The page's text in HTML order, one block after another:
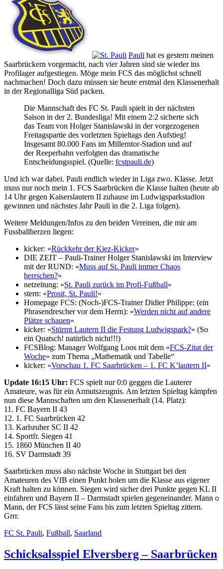
Pauli hat es gestern meinen
Saarbrückern vorgemacht, nach vier Jahren sind sie wieder ins
Profilager aufgestiegen. Möge mein FCS das möglichst schnell
nachmachen! Doch dazu müssen sie heute erstmal den Klassenerhalt
in der Regionalliga Süd packen.
Die Mannschaft des FC St. Pauli spielt in der nächsten
Saison in der 2. Bundesliga! Mit einem 2:2 sicherte sich
das Team von Holger Stanislawski in der vorgezogenen
Freitagspartie des vorletzten Spieltags den Aufstieg!
Insgesamt 80.000 Fans im Millerntor-Stadion und auf
der Reeperbahn verfolgten das dramatische
Entscheidungsspiel. (Quelle: fcstpauli.de)
Und ich war dabei. Pauli endlich wieder in Liga zwo. Klasse. Jetzt
muss nur noch mein 1. FCS Saarbrücken die Klasse halten (heute ab
14 Uhr gegen Kaiserslautern II zuhause im Ludwigsparkstadion
gewinnen und nächstes Jahr Pauli in die 2. Liga folgen).
Weitere Meldungen/Infos zu den beiden Vereinen, die mir am
Fussballherzen liegen:
kicker: «Rückkehr der Kiez-Kicker»
DIE ZEIT – Pauli-Trainer Holger Stanislawski im Interview
mit der RUND: «Muss auf St. Pauli immer Chaos
herrschen?»
netzeitung: «St. Pauli zurück im Profi-Fußball»
stern: «Prosit, St. Pauli!»
Homepage FCS: (Noch-)FCS-Trainer Didier Philippe: (ein
Phrasendrescher vor dem Herrn): «Werden nicht auf andere
Plätze schauen»
kicker: «Stürmt Lautern II die Festung Ludwigspark?» (So
ein Quatsch! natürlich nicht!!!)
FCSBlog: Manager Wolfgang Loos mit dem «FCS-Zitat der
Woche» zum Thema „Mathematik und Tabelle“
kicker: «Vorschau 1. FC Saarbrücken – 1. FC K’lautern II»
Update 16:15 Uhr: FCS spielt nur 0:0 geggen die Lauterer
Amateure, was für ein Armutszeugnis. Am letzten Spieltag kämpfen
nun diese Mannschaften um den Klassenerhalt (14. Platz):
11. FC Bayern II 43
12. 1. FC Saarbrücken 42
13. Karlsruher SC II 42
14. Sportfr. Siegen 41
15. 1860 München II 40
16. SV Darmstadt 39
Saarbrücken muss also nächste Woche in Stuttgart bei den
Amateuren des VfB einen Punkt holen um die Klasse aus eigener
Kraft halten zu können. Siegen wird sicher drei Punkte gegen KL II
einfahren und Bayern II – Darmstadt spielen gegeneinander. Mann o
Mann, der FCS lässt seine Fans bis zum letzten Spieltag zittern.
Grrr.
FC St. Pauli, Fußball, Saarland
Schicksalsspiel Elversberg – Saarbrücken